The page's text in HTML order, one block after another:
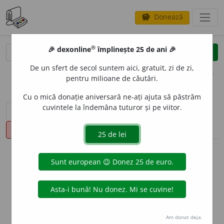
savings Donează
clear
opțiuni
sinteza definițiilor (1) definiții (8)
declinări
info
Aceste definiții sunt compilate de
echipa dexonline. Definițiile
originale se află pe filadefiniții.
Puteți reordona filele pe pagina de
🎉 dexonline® împlinește 25 de ani 🎉
De un sfert de secol suntem aici, gratuit, zi de zi,
pentru milioane de căutări.
Cu o mică donație aniversară ne-ați ajuta să păstrăm
cuvintele la îndemâna tuturor și pe viitor.
Am donat deja.